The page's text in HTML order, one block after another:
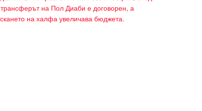
трансферът на Пол Диаби е договорен, а
на халфа увеличава бюджета.